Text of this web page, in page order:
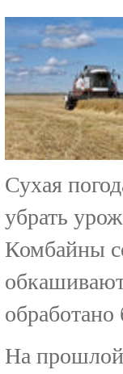
Сухая
убрать
Комбайны
обработано
На прошлой